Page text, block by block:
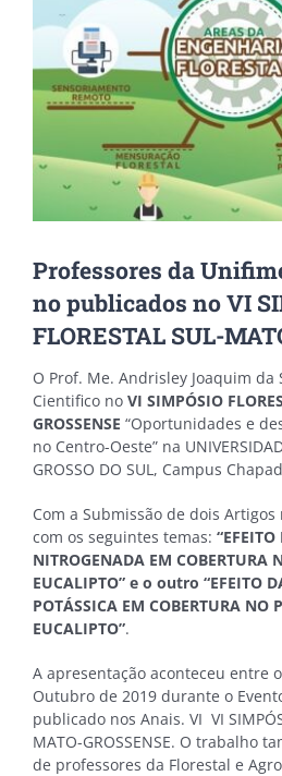
Professores da
no publicados no VI
FLORESTAL SUL-
O Prof. Me. Andrisley Joaquim
Cientifico no VI SIMPÓSIO
GROSSENSE “Oportunidades e
no Centro-Oeste” na
GROSSO DO SUL, Campus
Com a Submissão de dois
com os seguintes temas: “
NITROGENADA EM COBERTURA
EUCALIPTO” e o outro “EFEITO
POTÁSSICA EM COBERTURA NO
EUCALIPTO”.
A apresentação aconteceu entre
Outubro de 2019 durante o
publicado nos Anais. VI VI
MATO-GROSSENSE. O trabalho
de professores da Florestal e